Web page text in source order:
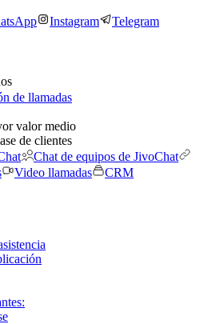
Instagram Telegram
de llamadas
valor medio
de clientes
Chat de equipos de JivoChat
Video llamadas
CRM